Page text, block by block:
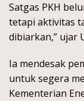
Satgas PKH
tetapi aktivitas
dibiarkan,” ujar
Ia mendesak
untuk segera
Kementerian